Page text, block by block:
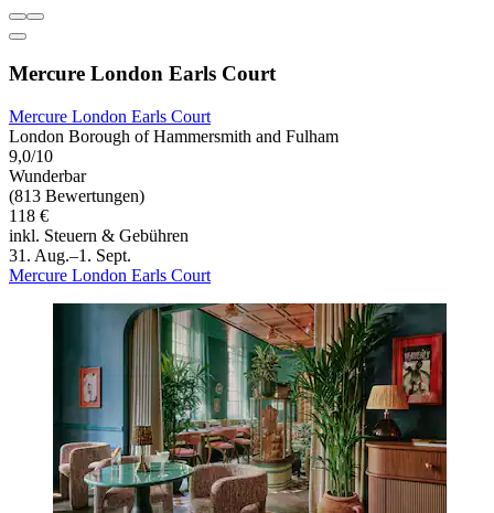
Mercure London Earls Court
Mercure London Earls Court
London Borough of Hammersmith and Fulham
9,0/10
Wunderbar
(813 Bewertungen)
118 €
inkl. Steuern & Gebühren
31. Aug.–1. Sept.
Mercure London Earls Court